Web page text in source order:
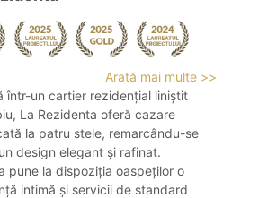
Arată mai multe >>
într-un cartier rezidențial liniștit
La Rezidenta oferă cazare
la patru stele, remarcându-se
design elegant și rafinat.
pune la dispoziția oaspeților o
intimă și servicii de standard